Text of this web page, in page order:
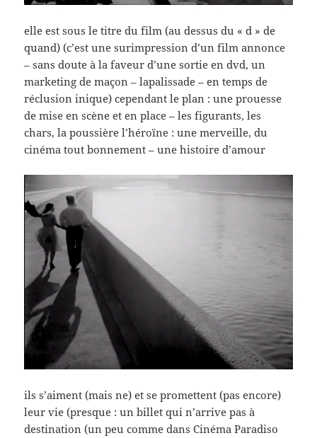
elle est sous le titre du film (au dessus du « d » de
quand) (c’est une surimpression d’un film annonce
– sans doute à la faveur d’une sortie en dvd, un
marketing de maçon – lapalissade – en temps de
réclusion inique) cependant le plan : une prouesse
de mise en scène et en place – les figurants, les
chars, la poussière l’héroïne : une merveille, du
cinéma tout bonnement – une histoire d’amour
ils s’aiment (mais ne) et se promettent (pas encore)
leur vie (presque : un billet qui n’arrive pas à
destination (un peu comme dans Cinéma Paradiso